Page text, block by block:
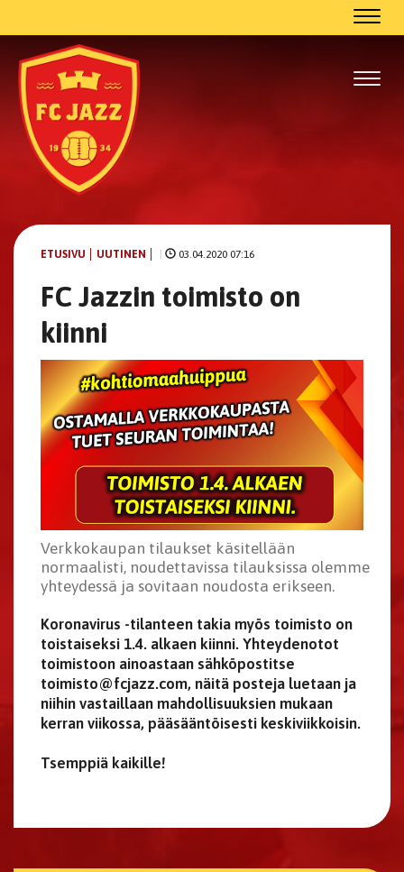
ETUSIVU UUTINEN 03.04.2020 07:16
FC Jazzin toimisto on
kiinni
Verkkokaupan tilaukset käsitellään
normaalisti, noudettavissa tilauksissa olemme
yhteydessä ja sovitaan noudosta erikseen.
Koronavirus -tilanteen takia myös toimisto on
toistaiseksi 1.4. alkaen kiinni. Yhteydenotot
toimistoon ainoastaan sähköpostitse
toimisto@fcjazz.com, näitä posteja luetaan ja
niihin vastaillaan mahdollisuuksien mukaan
kerran viikossa, pääsääntöisesti keskiviikkoisin.
Tsemppiä kaikille!